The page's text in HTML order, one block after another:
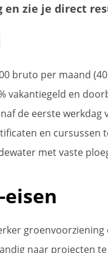
en zie je direct
bruto per maand
vakantiegeld en
de eerste
en cursussen
met vaste
naar projecten